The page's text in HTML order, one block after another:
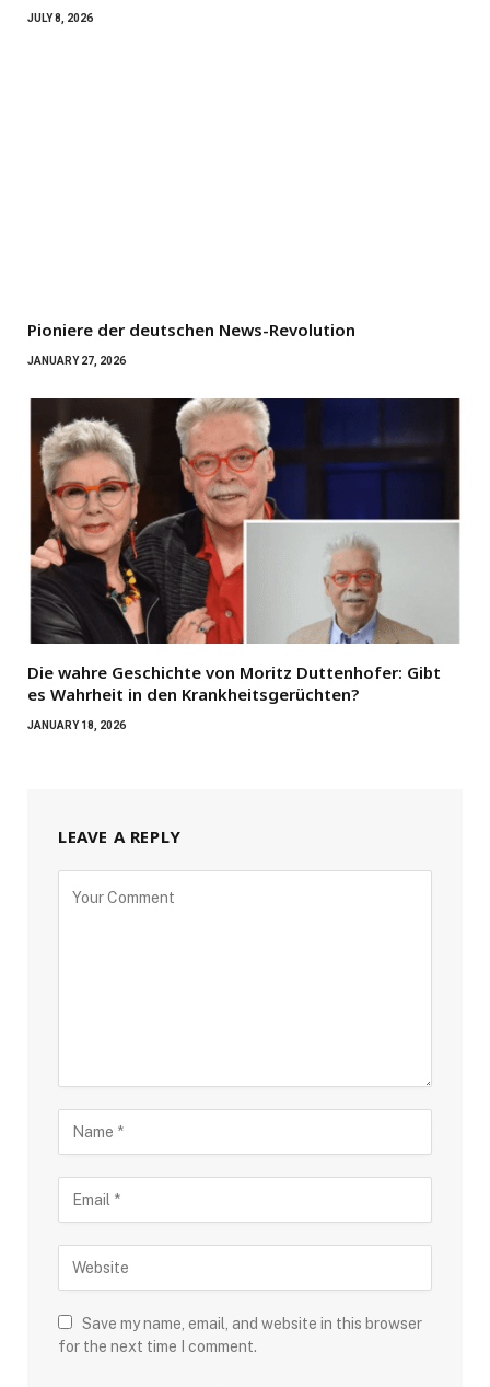
JULY 8, 2026
Pioniere der deutschen News-Revolution
JANUARY 27, 2026
Die wahre Geschichte von Moritz Duttenhofer: Gibt
es Wahrheit in den Krankheitsgerüchten?
JANUARY 18, 2026
LEAVE A REPLY
Save my name, email, and website in this browser
for the next time I comment.